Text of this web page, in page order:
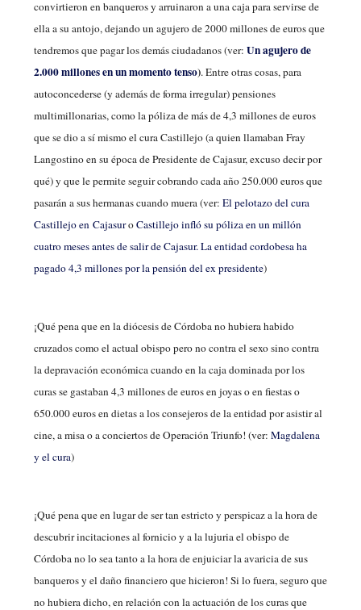
convirtieron en banqueros y arruinaron a una caja para servirse de
ella a su antojo, dejando un agujero de 2000 millones de euros que
tendremos que pagar los demás ciudadanos (ver: Un agujero de
2.000 millones en un momento tenso). Entre otras cosas, para
autoconcederse (y además de forma irregular) pensiones
multimillonarias, como la póliza de más de 4,3 millones de euros
que se dio a sí mismo el cura Castillejo (a quien llamaban Fray
Langostino en su época de Presidente de Cajasur, excuso decir por
qué) y que le permite seguir cobrando cada año 250.000 euros que
pasarán a sus hermanas cuando muera (ver: El pelotazo del cura
Castillejo en CajasuroCastillejo infló su póliza en un millón
cuatro meses antes de salir de Cajasur. La entidad cordobesa ha
pagado 4,3 millones por la pensión del ex presidente)
¡Qué pena que en la diócesis de Córdoba no hubiera habido
cruzados como el actual obispo pero no contra el sexo sino contra
la depravación económica cuando en la caja dominada por los
curas se gastaban 4,3 millones de euros en joyas o en fiestas o
650.000 euros en dietas a los consejeros de la entidad por asistir al
cine, a misa o a conciertos de Operación Triunfo! (ver: Magdalena
y el cura)
¡Qué pena que en lugar de ser tan estricto y perspicaz a la hora de
descubrir incitaciones al fornicio y a la lujuria el obispo de
Córdoba no lo sea tanto a la hora de enjuiciar la avaricia de sus
banqueros y el daño financiero que hicieron! Si lo fuera, seguro que
no hubiera dicho, en relación con la actuación de los curas que